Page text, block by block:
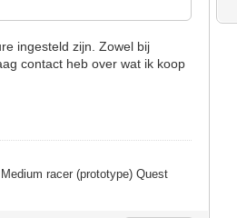
ingesteld zijn. Zowel bij
contact heb over wat ik koop
racer (prototype) Quest